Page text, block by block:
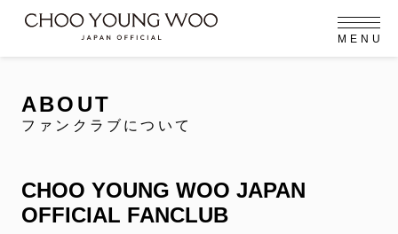
OFFICIAL MENU
FC NEWS
MEMBERSHIP CARD
VIDEO
arrow_rightJOIN USarrow_right LOGIN
M E N U
ABOUT
ファンクラブについて
CHOO YOUNG WOO JAPAN
OFFICIAL FANCLUB